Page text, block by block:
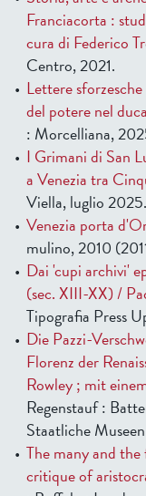
Franciacorta :
cura di Federico
Centro, 2021.
Lettere
del potere nel
: Morcelliana,
I Grimani di San
a Venezia tra
Viella, luglio 2025.
Venezia porta
mulino, 2010
Dai 'cupi archivi'
(sec. XIII-XX) /
Tipografia Press
Die Pazzi-
Florenz der
Rowley ; mit
Regenstauf :
Staatliche
The many and
critique of